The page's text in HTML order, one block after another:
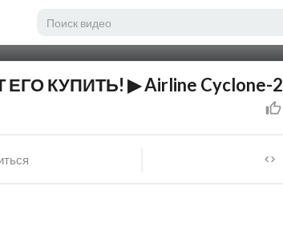
КУПИТЬ! ▶ Airline Cyclone-2